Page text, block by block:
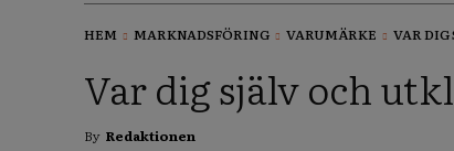
HEM MARKNADSFÖRING VARUMÄRKE VAR DIG
Var dig själv och
By Redaktionen